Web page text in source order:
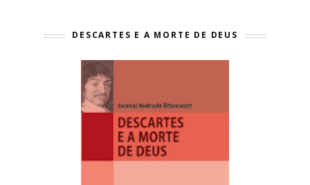
DESCARTES E A MORTE DE DEUS